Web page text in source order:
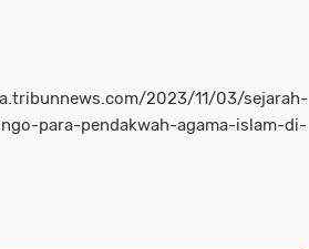
2023/11/03/sejarah-
para-pendakwah-agama-islam-di-